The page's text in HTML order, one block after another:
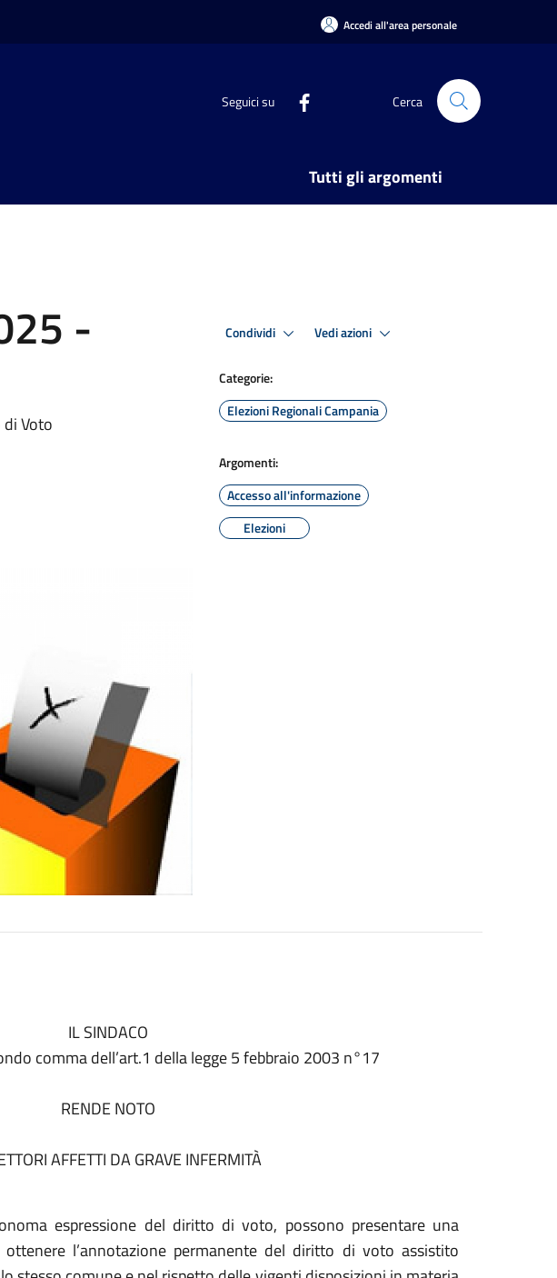
Accedi all'area personale
Seguici su Cerca
Tutti gli argomenti
-
Voto
Condividi Vedi azioni
Categorie:
Elezioni Regionali Campania
Argomenti:
Accesso all'informazione
Elezioni
IL SINDACO
comma dell’art.1 della legge 5 febbraio 2003 n°17
RENDE NOTO
AFFETTI DA GRAVE INFERMITÀ
espressione del diritto di voto, possono presentare una
l’annotazione permanente del diritto di voto assistito